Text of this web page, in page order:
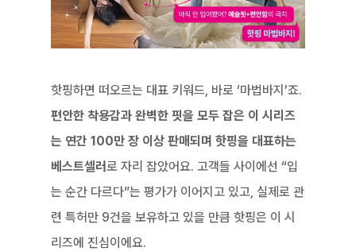
편안한 착용감과 완벽한 핏을 모두 잡은 이 시리즈
는 연간 100만 장 이상 판매되며 핫핑을 대표하는
베스트셀러로 자리 잡았어요. 고객들 사이에선 “입
는 순간 다르다”는 평가가 이어지고 있고, 실제로 관
련 특허만 9건을 보유하고 있을 만큼 핫핑은 이 시
리즈에 진심이에요.